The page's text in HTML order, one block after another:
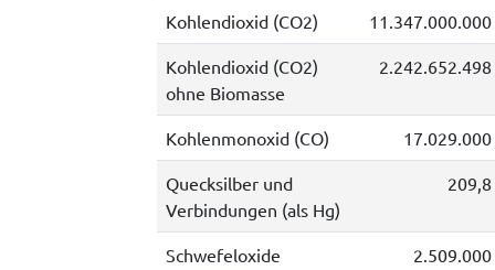
Kohlendioxid (CO2) 11.347.000.000
Kohlendioxid (CO2)
ohne Biomasse
2.242.652.498
Kohlenmonoxid (CO) 17.029.000
Quecksilber und
Verbindungen (als Hg)
209,8
Schwefeloxide
2.509.000